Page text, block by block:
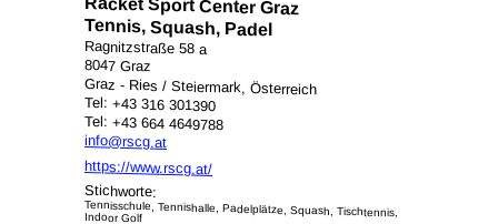
Racket Sport Center Graz
Tennis, Squash, Padel
Ragnitzstraße 58 a
8047 Graz
Graz - Ries / Steiermark, Österreich
Tel: +43 316 301390
Tel: +43 664 4649788
info@rscg.at
https://www.rscg.at/
Stichworte:
Tennisschule, Tennishalle, Padelplätze, Squash, Tischtennis,
Indoor Golf